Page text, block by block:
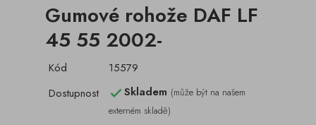
Gumové rohože DAF LF
45 55 2002-
Kód
15579
Dostupnost
Skladem (může být na našem
externém skladě)